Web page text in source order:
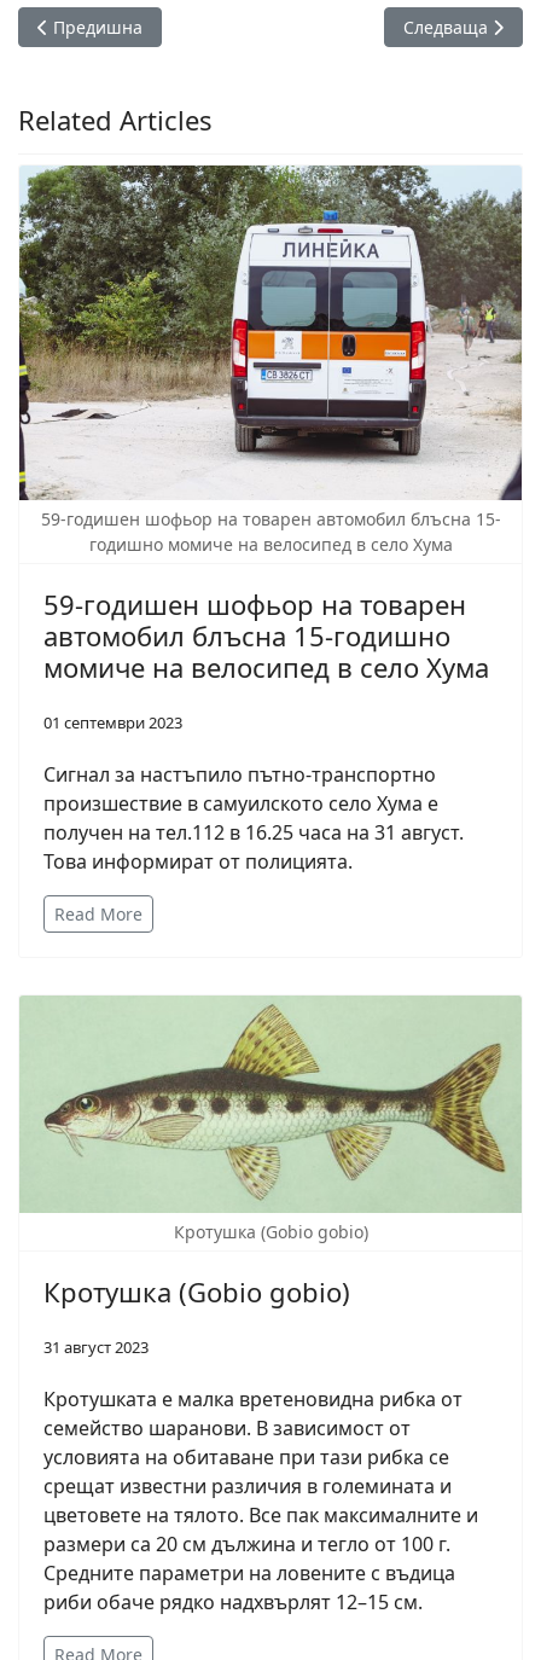
Предишна статия: Повторно хванаха 39-годишен мъж от
Предишна Следваща
Следваща
Related Articles
59-годишен шофьор на товарен автомобил блъсна 15-
годишно момиче на велосипед в село Хума
59-годишен шофьор на товарен
автомобил блъсна 15-годишно
момиче на велосипед в село Хума
01 септември 2023
Сигнал за настъпило пътно-транспортно
произшествие в самуилското село Хума е
получен на тел.112 в 16.25 часа на 31 август.
Това информират от полицията.
Read More
Кротушка (Gobio gobio)
Кротушка (Gobio gobio)
31 август 2023
Кротушката е малка вретеновидна рибка от
семейство шаранови. В зависимост от
условията на обитаване при тази рибка се
срещат известни различия в големината и
цветовете на тялото. Все пак максималните и
размери са 20 см дължина и тегло от 100 г.
Средните параметри на ловените с въдица
риби обаче рядко надхвърлят 12–15 см.
Read More